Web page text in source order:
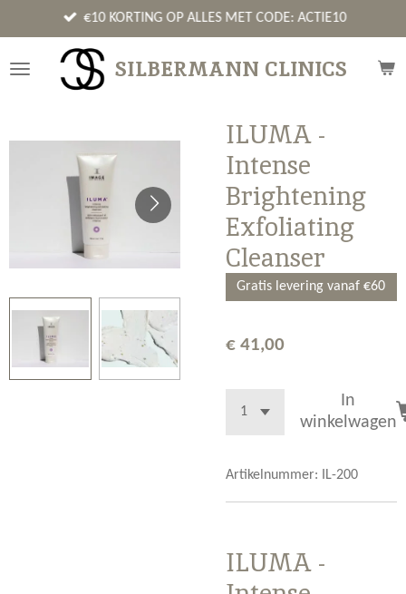
direct
naar
SILBERMANN CLINICS
€10 KORTING OP ALLES MET CODE: ACTIE10
ILUMA -
Intense
Brightening
Exfoliating
Cleanser
Gratis levering vanaf €60
€ 41,00
In
winkelwagen
Artikelnummer: IL-200
ILUMA -